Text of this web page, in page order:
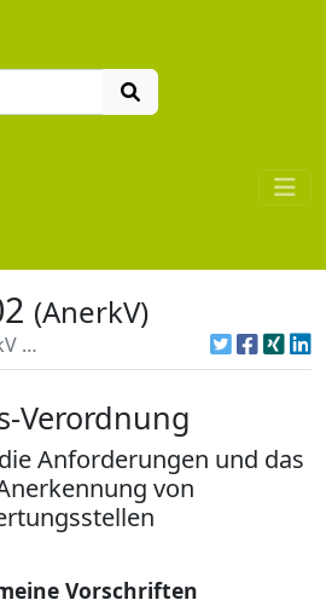
(AnerkV)
Verordnung
Anforderungen und das
von
Vorschriften